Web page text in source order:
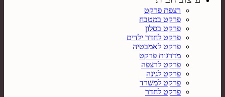
רצפת פרקט
פרקט במטבח
פרקט בסלון
פרקט לחדר ילדים
פרקט לאמבטיה
מדרגות פרקט
פרקט לרצפה
פרקט לגינה
פרקט למשרד
פרקט לחדר